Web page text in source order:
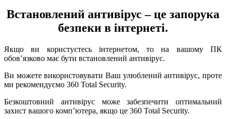
Встановлений антивірус – це запорука
безпеки в інтернеті.
Якщо ви користуєтесь інтернетом, то на вашому ПК
обов’язково має бути встановлений антивірус.
Ви можете використовувати Ваш улюблений антивірус, проте
ми рекомендуємо 360 Total Security.
Безкоштовний антивірус може забезпечити оптимальний
захист вашого комп’ютера, якщо це 360 Total Security.